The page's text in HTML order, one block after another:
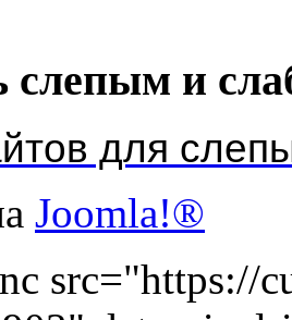
и
для
Joomla!®
src="https://